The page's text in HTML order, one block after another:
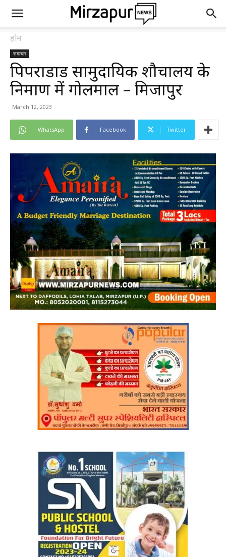
होम
समाचार
पिपराडाड सामुदायिक शौचालय के
निर्माण में गोलमाल – मिर्जापुर
March 12, 2023
WhatsApp Facebook Twitter